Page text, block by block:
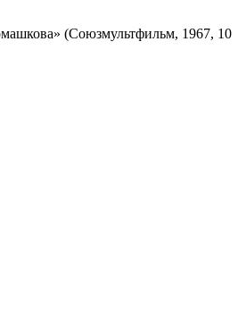
(Союзмультфильм, 1967, 10